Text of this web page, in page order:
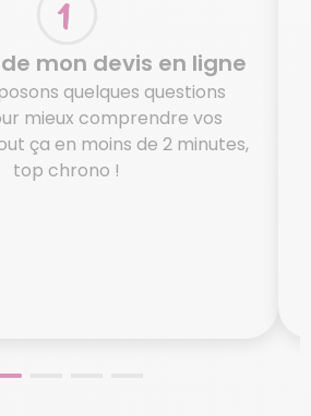
mon devis en ligne
quelques questions
mieux comprendre vos
ça en moins de 2 minutes,
top chrono !